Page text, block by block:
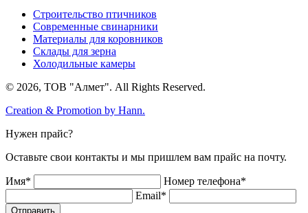
Строительство птичников
Современные свинарники
Материалы для коровников
Склады для зерна
Холодильные камеры
© 2026, ТОВ "Алмет". All Rights Reserved.
Creation & Promotion by Hann.
Нужен прайс?
Оставьте свои контакты и мы пришлем вам прайс на почту.
Имя*
Номер телефона*
Email*
Отправить